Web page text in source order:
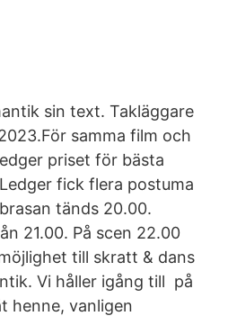
sin text. Takläggare
samma film och
priset för bästa
fick flera postuma
tänds 20.00.
21.00. På scen 22.00
till skratt & dans
Vi håller igång till på
henne, vanligen